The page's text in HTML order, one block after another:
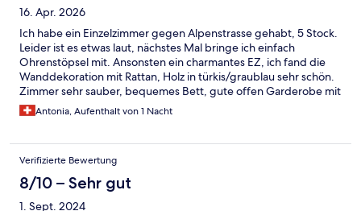
16. Apr. 2026
Ich habe ein Einzelzimmer gegen Alpenstrasse gehabt, 5 Stock.
Leider ist es etwas laut, nächstes Mal bringe ich einfach
Ohrenstöpsel mit. Ansonsten ein charmantes EZ, ich fand die
Wanddekoration mit Rattan, Holz in türkis/graublau sehr schön.
Zimmer sehr sauber, bequemes Bett, gute offen Garderobe mit
vielen Ablageflächen (prima Idee!). Die Duschtür etwas
unpraktisch (Tür öffnet sich auswärts--> viel Wasser gerät auf
hochwertig.
Antonia, Aufenthalt von 1 Nacht
Verifizierte Bewertung
8/10 – Sehr gut
1. Sept. 2024